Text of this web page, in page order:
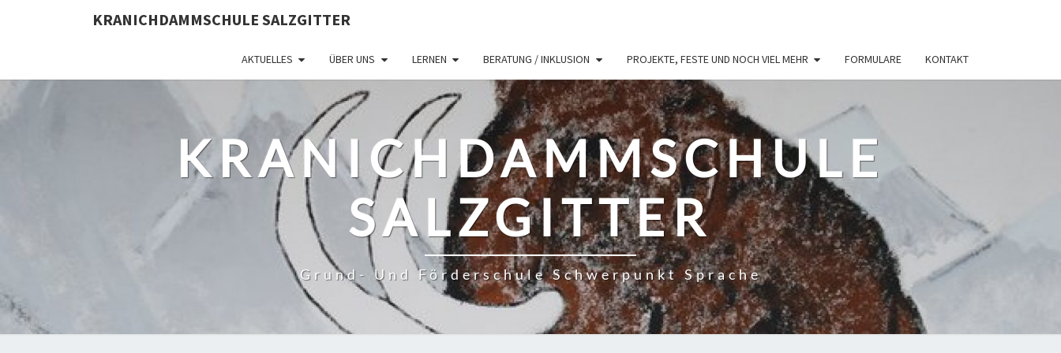
KRANICHDAMMSCHULE SALZGITTER
AKTUELLES ÜBER UNS LERNEN BERATUNG / INKLUSION PROJEKTE, FESTE UND NOCH VIEL MEHR FORMULARE KONTAKT
KRANICHDAMMSCHULE
SALZGITTER
Grund- Und Förderschule Schwerpunkt Sprache